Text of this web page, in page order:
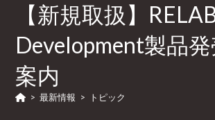
【新規取扱】
Development製品
案内
> 最新情報 > トピック